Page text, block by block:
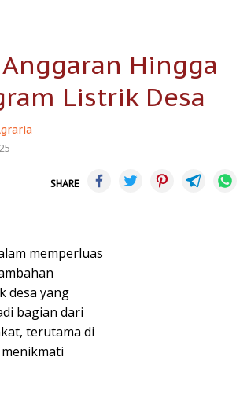
Hingga
Listrik Desa
SHARE
memperluas
desa yang
bagian dari
terutama di